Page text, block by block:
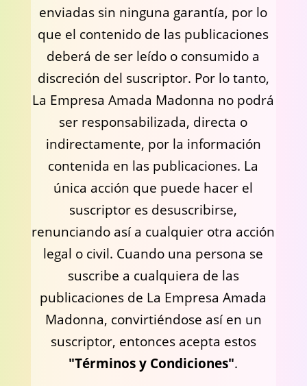
enviadas sin ninguna garantía, por lo
que el contenido de las publicaciones
deberá de ser leído o consumido a
discreción del suscriptor. Por lo tanto,
La Empresa Amada Madonna no podrá
ser responsabilizada, directa o
indirectamente, por la información
contenida en las publicaciones. La
única acción que puede hacer el
suscriptor es desuscribirse,
renunciando así a cualquier otra acción
legal o civil. Cuando una persona se
suscribe a cualquiera de las
publicaciones de La Empresa Amada
Madonna, convirtiéndose así en un
suscriptor, entonces acepta estos
"Términos y Condiciones".